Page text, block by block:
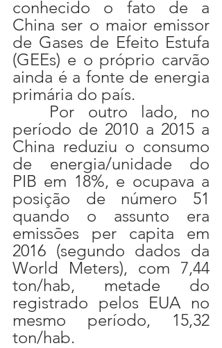
conhecido o fato de a
China ser o maior emissor
de Gases de Efeito Estufa
(GEEs) e o próprio carvão
ainda é a fonte de energia
primária do país.
período de 2010 a 2015 a
China reduziu o consumo
de energia/unidade do
PIB em 18%, e ocupava a
posição de número 51
quando o assunto era
emissões per capita em
2016 (segundo dados da
World Meters), com 7,44
ton/hab, metade do
registrado pelos EUA no
mesmo período, 15,32
ton/hab.